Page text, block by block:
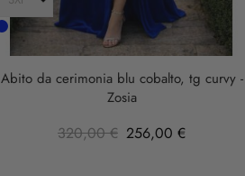
Cobalto
Abito da cerimonia blu cobalto, tg curvy -
Zosia
320,00 € 256,00 €